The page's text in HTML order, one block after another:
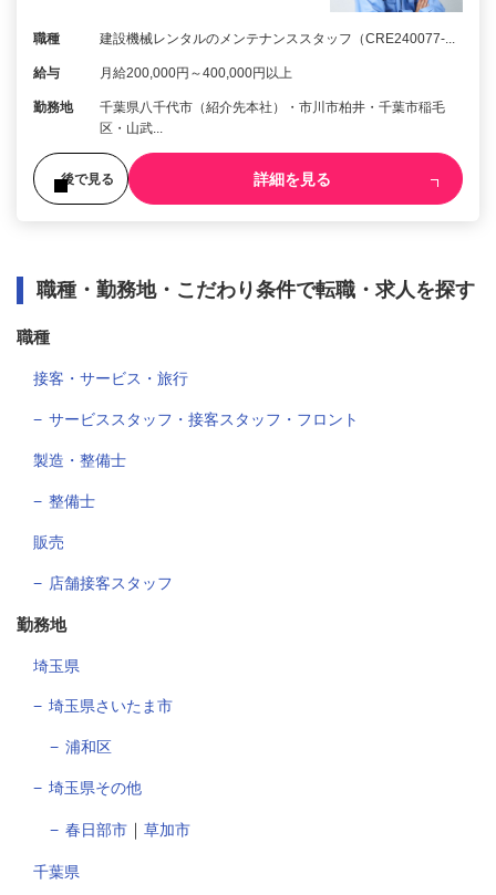
職種 建設機械レンタルのメンテナンススタッフ（CRE240077-...
給与 月給200,000円～400,000円以上
勤務地
千葉県八千代市（紹介先本社）・市川市柏井・千葉市稲毛
区・山武...
後で見る 詳細を見る
職種・勤務地・こだわり条件で転職・求人を探す
職種
接客・サービス・旅行
サービススタッフ・接客スタッフ・フロント
製造・整備士
整備士
販売
店舗接客スタッフ
勤務地
埼玉県
埼玉県さいたま市
浦和区
埼玉県その他
春日部市 ｜ 草加市
千葉県